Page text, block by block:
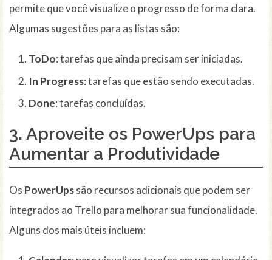
permite que você visualize o progresso de forma clara.
Algumas sugestões para as listas são:
ToDo: tarefas que ainda precisam ser iniciadas.
In Progress: tarefas que estão sendo executadas.
Done: tarefas concluídas.
3. Aproveite os PowerUps para
Aumentar a Produtividade
Os PowerUpssão recursos adicionais que podem ser
integrados ao Trello para melhorar sua funcionalidade.
Alguns dos mais úteis incluem: